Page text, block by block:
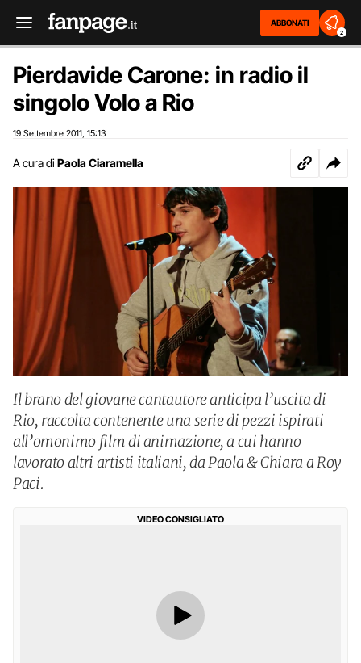
ABBONATI
2
Pierdavide Carone: in radio il
singolo Volo a Rio
19 Settembre 2011 15:13
A cura di Paola Ciaramella
Il brano del giovane cantautore anticipa l’uscita di
Rio, raccolta contenente una serie di pezzi ispirati
all’omonimo film di animazione, a cui hanno
lavorato altri artisti italiani, da Paola & Chiara a Roy
Paci.
VIDEO CONSIGLIATO